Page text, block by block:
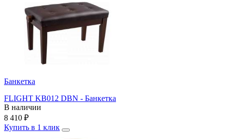
Банкетка
FLIGHT KB012 DBN - Банкетка
В наличии
8 410 ₽
Купить в 1 клик